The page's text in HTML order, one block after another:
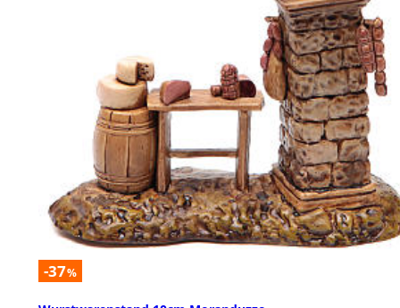
-37%